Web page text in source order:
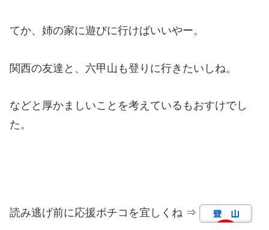
てか、姉の家に遊びに行けばいいやー。
関西の友達と、六甲山も登りに行きたいしね。
などと厚かましいことを考えているもおすけでし
た。
読み逃げ前に応援ポチコを宜しくね ⇒